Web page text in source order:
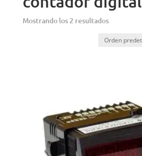
Mostrando los 2 resultados